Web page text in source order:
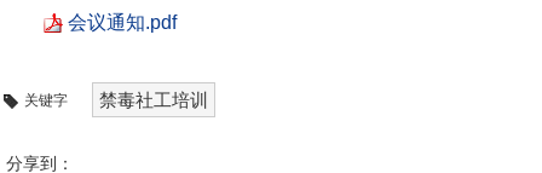
会议通知.pdf
关键字 禁毒社工培训
分享到：